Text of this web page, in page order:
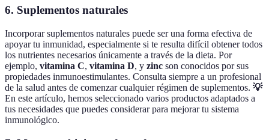
6. Suplementos naturales
Incorporar suplementos naturales puede ser una forma efectiva de
apoyar tu inmunidad, especialmente si te resulta difícil obtener todos
los nutrientes necesarios únicamente a través de la dieta. Por
ejemplo, vitamina C, vitamina D, y zinc son conocidos por sus
propiedades inmunoestimulantes. Consulta siempre a un profesional
de la salud antes de comenzar cualquier régimen de suplementos. 💡
En este artículo, hemos seleccionado varios productos adaptados a
tus necesidades que puedes considerar para mejorar tu sistema
inmunológico.